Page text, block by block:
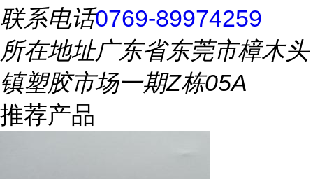
联系电话0769-89974259
所在地址广东省东莞市樟木头
镇塑胶市场一期Z栋05A
推荐产品